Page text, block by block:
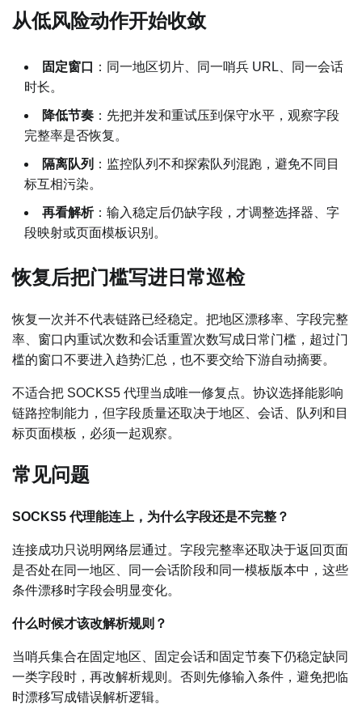
从低风险动作开始收敛
固定窗口
：同一地区切片、同一哨兵 URL、同一会话
时长。
降低节奏 ：先把并发和重试压到保守水平，观察字段
完整率是否恢复。
隔离队列 ：监控队列不和探索队列混跑，避免不同目
标互相污染。
再看解析：输入稳定后仍缺字段，才调整选择器、字
段映射或页面模板识别。
恢复后把门槛写进日常巡检
恢复一次并不代表链路已经稳定。把地区漂移率、字段完整
率、窗口内重试次数和会话重置次数写成日常门槛，超过门
槛的窗口不要进入趋势汇总，也不要交给下游自动摘要。
不适合把 SOCKS5 代理当成唯一修复点。协议选择能影响
链路控制能力，但字段质量还取决于地区、会话、队列和目
标页面模板，必须一起观察。
常见问题
SOCKS5 代理能连上，为什么字段还是不完整？
连接成功只说明网络层通过。字段完整率还取决于返回页面
是否处在同一地区、同一会话阶段和同一模板版本中，这些
条件漂移时字段会明显变化。
什么时候才该改解析规则？
当哨兵集合在固定地区、固定会话和固定节奏下仍稳定缺同
一类字段时，再改解析规则。否则先修输入条件，避免把临
时漂移写成错误解析逻辑。